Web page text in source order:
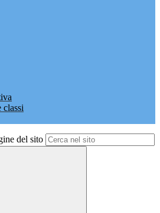
classi
del sito